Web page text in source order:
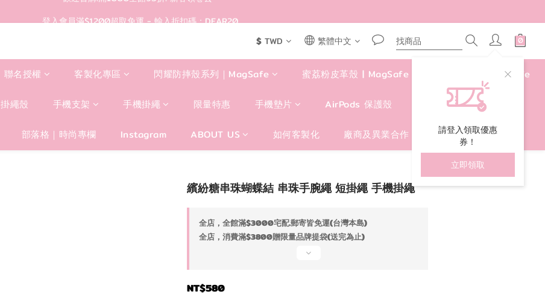
登入會員滿$1200超取免運 - 輸入折扣碼：DEAR20
$ TWD 繁體中文
請登入領取優惠
券！
立即領取
聯名授權 客製化專區 閃耀防摔殼系列｜MagSafe 蜜荔粉皮革殼 | MagSafe 四角好掛殼 | MagSafe
掛繩殼 手機支架 手機掛繩 限量特惠 手機墊片 AirPods 保護殼 包包/手提袋/卡套
部落格｜時尚專欄 Instagram ABOUT US 如何客製化 廠商及異業合作
繽紛糖串珠蝴蝶結 串珠手腕繩 短掛繩 手機掛繩
全店，全館滿$3000宅配.郵寄皆免運(台灣本島)
全店，消費滿$3800贈限量品牌提袋(送完為止)
NT$580
立即購買